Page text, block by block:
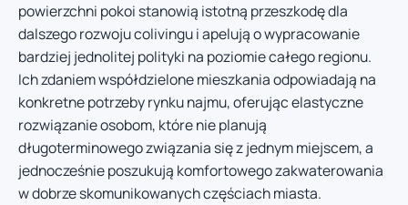
powierzchni pokoi stanowią istotną przeszkodę dla
dalszego rozwoju colivingu i apelują o wypracowanie
bardziej jednolitej polityki na poziomie całego regionu.
Ich zdaniem współdzielone mieszkania odpowiadają na
konkretne potrzeby rynku najmu, oferując elastyczne
rozwiązanie osobom, które nie planują
długoterminowego związania się z jednym miejscem, a
jednocześnie poszukują komfortowego zakwaterowania
w dobrze skomunikowanych częściach miasta.